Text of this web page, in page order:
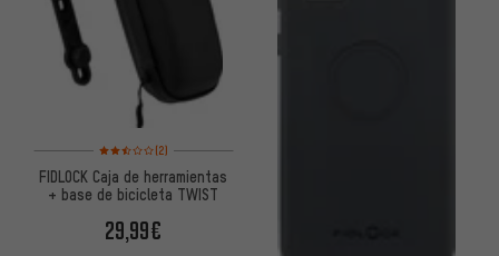
Valoración media: 2,5 de 5 basada en 2 reseñas
(2)
FIDLOCK Caja de herramientas
+ base de bicicleta TWIST
29,99€